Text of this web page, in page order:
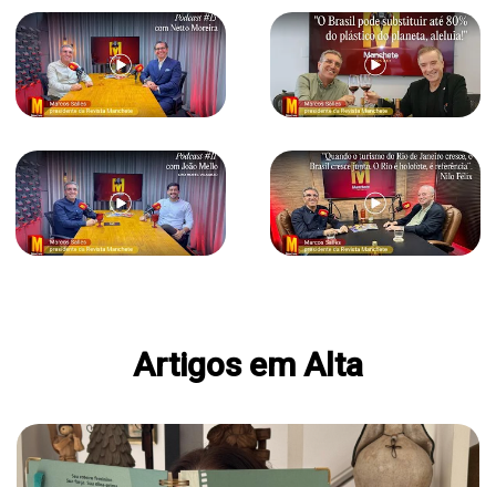
Artigos em Alta